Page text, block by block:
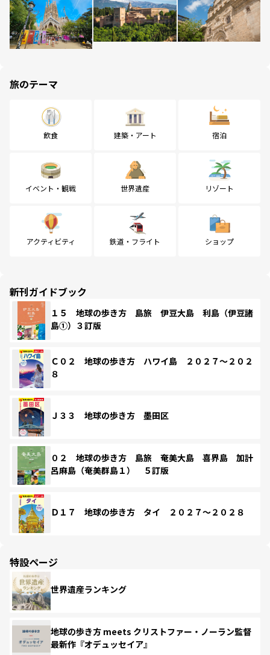
旅のテーマ
飲食 建築・アート 宿泊
イベント・観戦 世界遺産 リゾート
アクティビティ 鉄道・フライト ショップ
新刊ガイドブック
１５ 地球の歩き方 島旅 伊豆大島 利島（伊豆諸
島①）３訂版
Ｃ０２ 地球の歩き方 ハワイ島 ２０２７～２０２
８
Ｊ３３ 地球の歩き方 墨田区
０２ 地球の歩き方 島旅 奄美大島 喜界島 加計
呂麻島（奄美群島１） ５訂版
Ｄ１７ 地球の歩き方 タイ ２０２７～２０２８
特設ページ
世界遺産ランキング
地球の歩き方 meets クリストファー・ノーラン監督
最新作『オデュッセイア』